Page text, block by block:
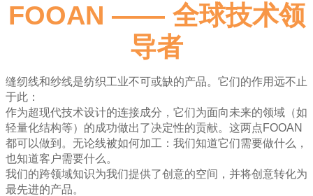
FOOAN —— 全球技术领
导者
缝纫线和纱线是纺织工业不可或缺的产品。它们的作用远不止
于此：
作为超现代技术设计的连接成分，它们为面向未来的领域（如
轻量化结构等）的成功做出了决定性的贡献。这两点FOOAN
都可以做到。无论线被如何加工：我们知道它们需要做什么，
也知道客户需要什么。
我们的跨领域知识为我们提供了创意的空间，并将创意转化为
最先进的产品。